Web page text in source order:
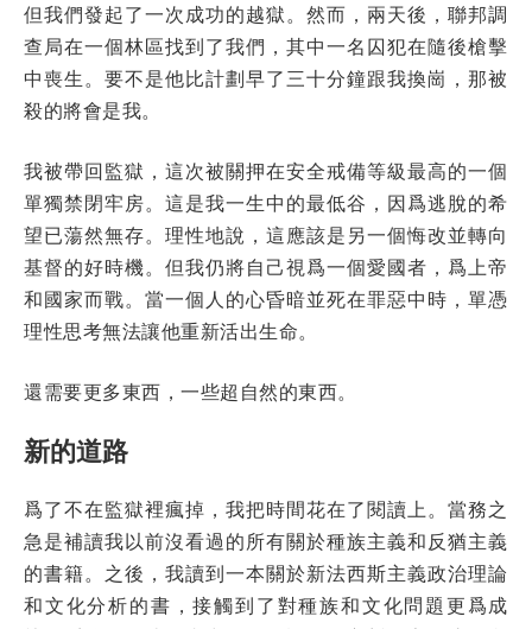
但我們發起了一次成功的越獄。然而，兩天後，聯邦調
查局在一個林區找到了我們，其中一名囚犯在隨後槍擊
中喪生。要不是他比計劃早了三十分鐘跟我換崗，那被
殺的將會是我。
我被帶回監獄，這次被關押在安全戒備等級最高的一個
單獨禁閉牢房。這是我一生中的最低谷，因爲逃脫的希
望已蕩然無存。理性地說，這應該是另一個悔改並轉向
基督的好時機。但我仍將自己視爲一個愛國者，爲上帝
和國家而戰。當一個人的心昏暗並死在罪惡中時，單憑
理性思考無法讓他重新活出生命。
還需要更多東西，一些超自然的東西。
新的道路
爲了不在監獄裡瘋掉，我把時間花在了閱讀上。當務之
急是補讀我以前沒看過的所有關於種族主義和反猶主義
的書籍。之後，我讀到一本關於新法西斯主義政治理論
和文化分析的書，接觸到了對種族和文化問題更爲成